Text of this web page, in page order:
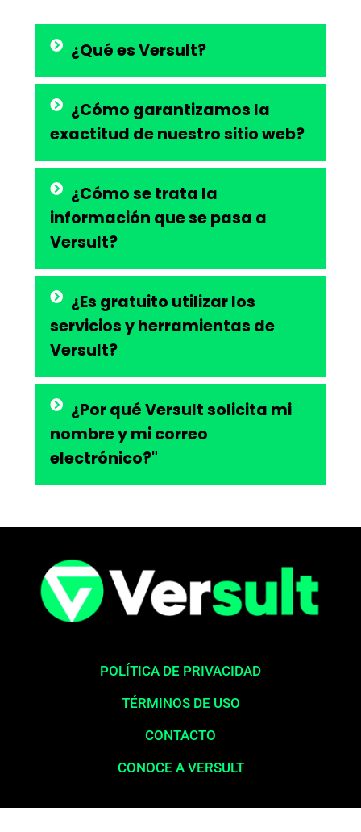
¿Qué es Versult?
¿Cómo garantizamos la
exactitud de nuestro sitio web?
¿Cómo se trata la
información que se pasa a
Versult?
¿Es gratuito utilizar los
servicios y herramientas de
Versult?
¿Por qué Versult solicita mi
nombre y mi correo
electrónico?"
POLÍTICA DE PRIVACIDAD
TÉRMINOS DE USO
CONTACTO
CONOCE A VERSULT